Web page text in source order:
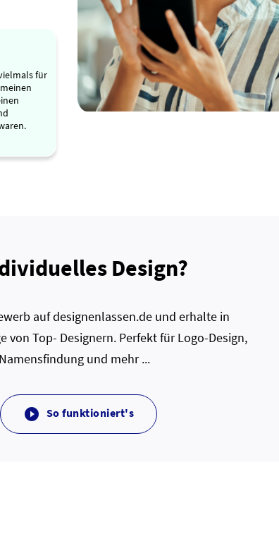
für
Design?
auf designenlassen.de und erhalte in
von Top- Designern. Perfekt für Logo-Design,
und mehr ...
 So funktioniert's